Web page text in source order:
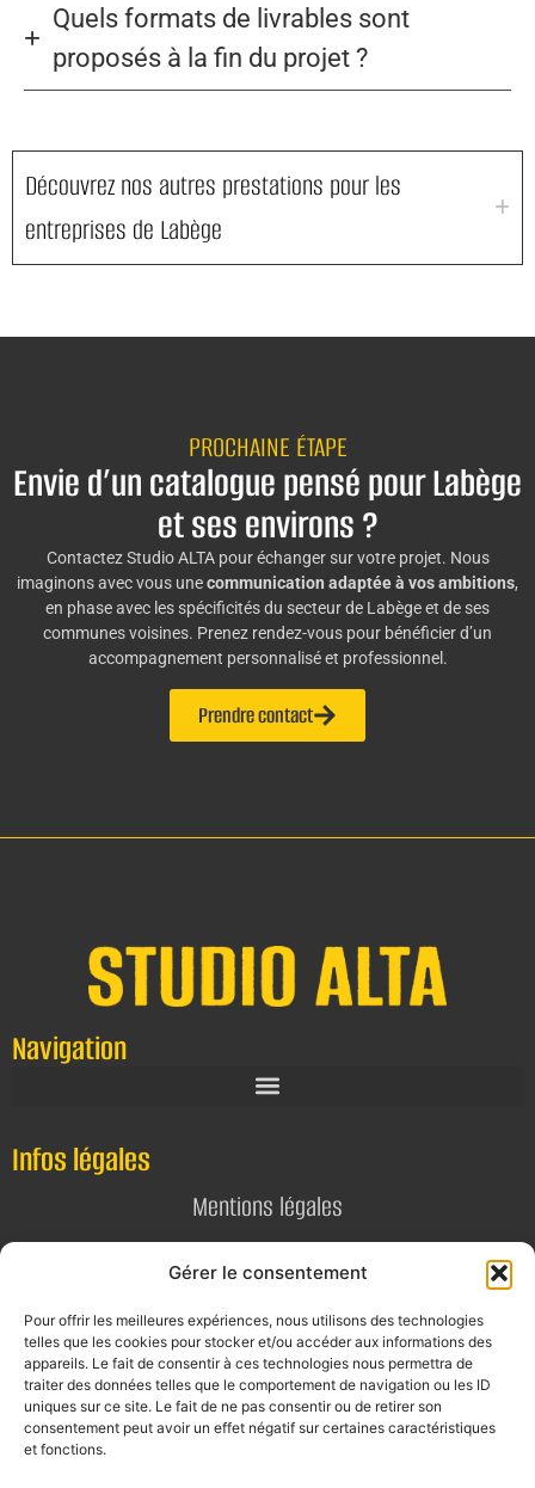
Gérer le consentement
Pour offrir les meilleures expériences, nous utilisons des technologies
telles que les cookies pour stocker et/ou accéder aux informations des
appareils. Le fait de consentir à ces technologies nous permettra de
traiter des données telles que le comportement de navigation ou les ID
uniques sur ce site. Le fait de ne pas consentir ou de retirer son
consentement peut avoir un effet négatif sur certaines caractéristiques
et fonctions.
Quels formats de livrables sont
proposés à la fin du projet ?
Découvrez nos autres prestations pour les
entreprises de Labège
PROCHAINE ÉTAPE
Envie d’un catalogue pensé pour Labège
et ses environs ?
Contactez Studio ALTA pour échanger sur votre projet. Nous
imaginons avec vous unecommunication adaptée à vos ambitions,
en phase avec les spécificités du secteur de Labège et de ses
communes voisines. Prenez rendez-vous pour bénéficier d’un
accompagnement personnalisé et professionnel.
Prendre contact
Navigation
Infos légales
Mentions légales
Politique de confidentialité
Contact
E-mail
contact@alta-studio.fr